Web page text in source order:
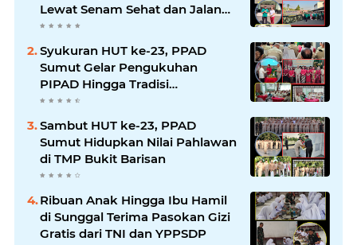
Lewat Senam Sehat dan Jalan
Santai di Mako Bekangdam I/BB
Syukuran HUT ke-23, PPAD
Sumut Gelar Pengukuhan
PIPAD Hingga Tradisi
Kekeluargaan
Sambut HUT ke-23, PPAD
Sumut Hidupkan Nilai Pahlawan
di TMP Bukit Barisan
Ribuan Anak Hingga Ibu Hamil
di Sunggal Terima Pasokan Gizi
Gratis dari TNI dan YPPSDP